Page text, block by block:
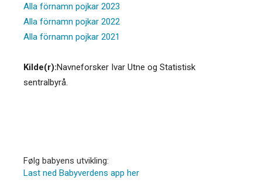
Alla förnamn pojkar 2023
Alla förnamn pojkar 2022
Alla förnamn pojkar 2021
Kilde(r):Navneforsker Ivar Utne og Statistisk
sentralbyrå.
Følg babyens utvikling:
Last ned Babyverdens app her